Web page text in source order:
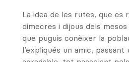
La idea de les rutes, que es
dimecres i dijous dels
que puguis conèixer la
l’expliqués un amic, passant